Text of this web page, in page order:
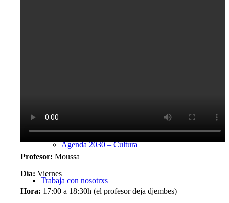
Agenda 2030 – Cultura
Trabaja con nosotrxs
Profesor: Moussa
Día: Viernes
Hora: 17:00 a 18:30h (el profesor deja djembes)